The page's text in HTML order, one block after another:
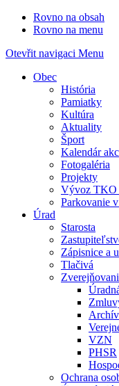
Rovno na obsah
Rovno na menu
Otevřit navigaci Menu
Obec
História
Pamiatky
Kultúra
Aktuality
Šport
Kalendár
Fotogaléria
Projekty
Vývoz TKO
Parkovanie
Úrad
Starosta
Zápisnice a
Tlačivá
VZN
PHSR
Ochrana